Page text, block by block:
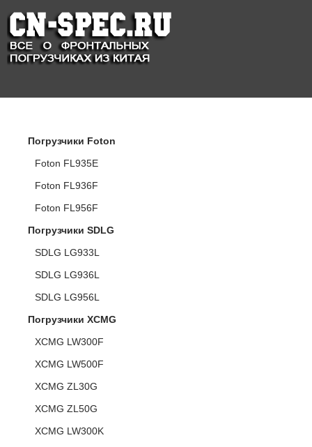
Погрузчики Foton
Foton FL935E
Foton FL936F
Foton FL956F
Погрузчики SDLG
SDLG LG933L
SDLG LG936L
SDLG LG956L
Погрузчики XCMG
XCMG LW300F
XCMG LW500F
XCMG ZL30G
XCMG ZL50G
XCMG LW300K